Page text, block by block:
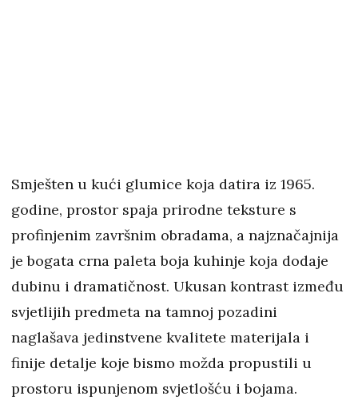
Smješten u kući glumice koja datira iz 1965.
godine, prostor spaja prirodne teksture s
profinjenim završnim obradama, a najznačajnija
je bogata crna paleta boja kuhinje koja dodaje
dubinu i dramatičnost. Ukusan kontrast između
svjetlijih predmeta na tamnoj pozadini
naglašava jedinstvene kvalitete materijala i
finije detalje koje bismo možda propustili u
prostoru ispunjenom svjetlošću i bojama.